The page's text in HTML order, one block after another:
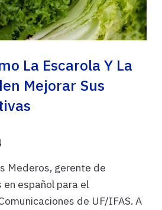
La Escarola Y La
Mejorar Sus
Mederos, gerente de
español para el
de UF/IFAS. A